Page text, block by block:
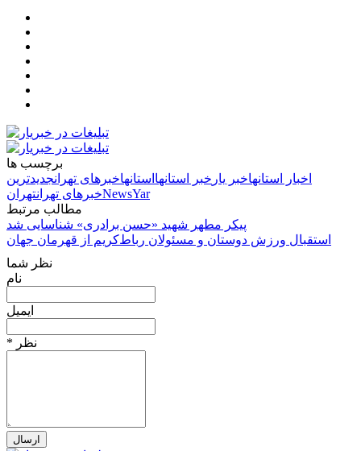
برچسب ها
اخبار استانهاخبر یار خبر استانها استانهاخبرهای تهرانجدیدترین
خبرهای تهرانتهران
NewsYar
مطالب مرتبط
پیکر مطهر شهید «حسن برادری» شناسایی شد
استقبال ورزش دوستان و مسئولان رباط‌کریم از قهرمان جهان
نظر شما
نام
ایمیل
* نظر